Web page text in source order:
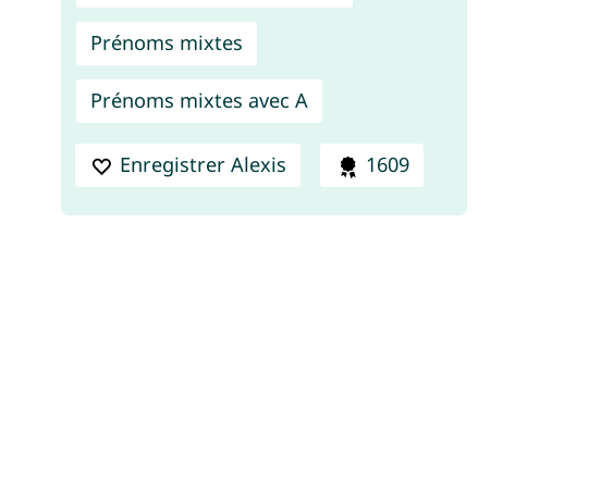
Prénoms mixtes
Prénoms mixtes avec A
Enregistrer Alexis 1609